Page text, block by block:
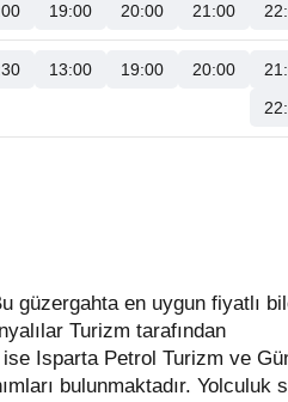
19:00 20:00 21:00
13:00 19:00 20:00
Turizm tarafından
Isparta Petrol Turizm ve
bulunmaktadır. Yolculuk